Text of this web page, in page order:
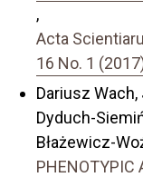
,
Acta
16 No. 1
Dariusz
Dyduch-
Błażewicz-
PHENOTYPIC